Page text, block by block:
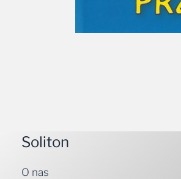
Soliton
O nas